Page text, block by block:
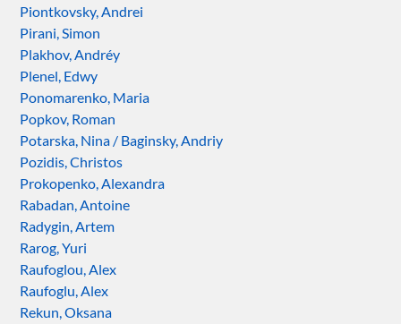
Piontkovsky, Andrei
Pirani, Simon
Plakhov, Andréy
Plenel, Edwy
Ponomarenko, Maria
Popkov, Roman
Potarska, Nina / Baginsky, Andriy
Pozidis, Christos
Prokopenko, Alexandra
Rabadan, Antoine
Radygin, Artem
Rarog, Yuri
Raufoglou, Alex
Raufoglu, Alex
Rekun, Oksana